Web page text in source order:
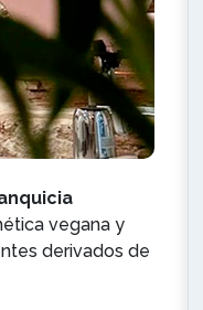
vegana y
derivados de